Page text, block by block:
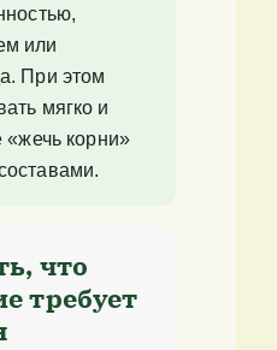
или
При этом
мягко и
«жечь корни»
что
требует